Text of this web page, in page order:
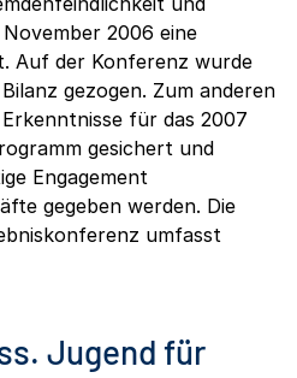
2006 eine
Auf der Konferenz wurde
gezogen. Zum anderen
für das 2007
gesichert und
Engagement
gegeben werden. Die
umfasst
Jugend für